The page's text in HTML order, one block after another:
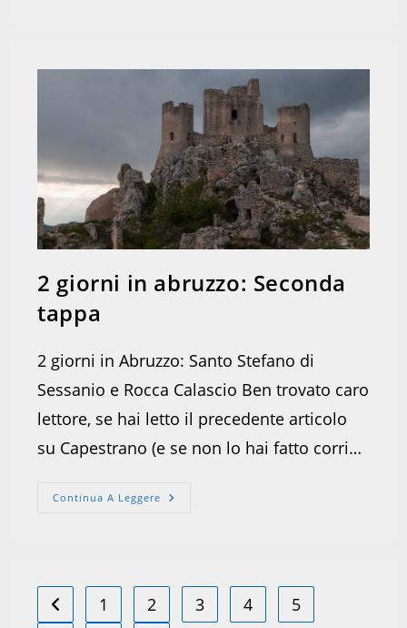
2 giorni in abruzzo: Seconda
tappa
2 giorni in Abruzzo: Santo Stefano di
Sessanio e Rocca Calascio Ben trovato caro
lettore, se hai letto il precedente articolo
su Capestrano (e se non lo hai fatto corri…
Continua A Leggere
Vai alla pagina precedente
1 2 3 4
5